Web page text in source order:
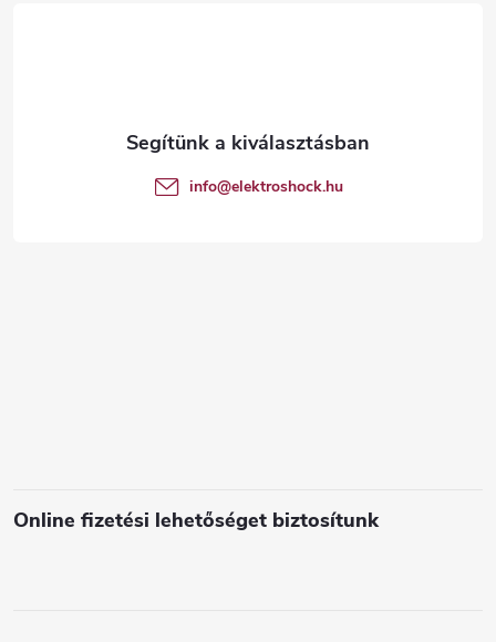
Online fizetési lehetőséget biztosítunk
info@elektroshock.hu